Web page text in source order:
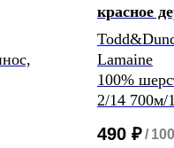
красное
Lamaine
100%
2/14 700м/
490 ₽/